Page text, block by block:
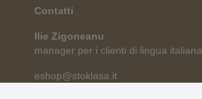
Contatti
Ilie Zigoneanu
manager per i clienti di lingua italiana
eshop@stoklasa.it